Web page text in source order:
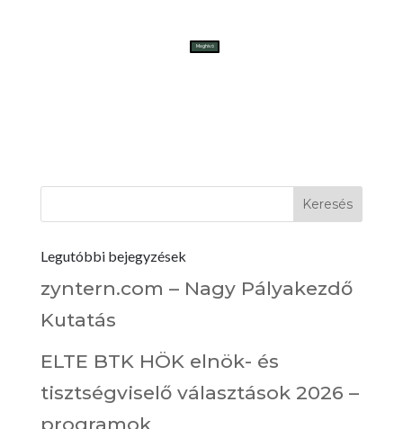
Meghívó
Legutóbbi bejegyzések
zyntern.com – Nagy Pályakezdő
Kutatás
ELTE BTK HÖK elnök- és
tisztségviselő választások 2026 –
programok